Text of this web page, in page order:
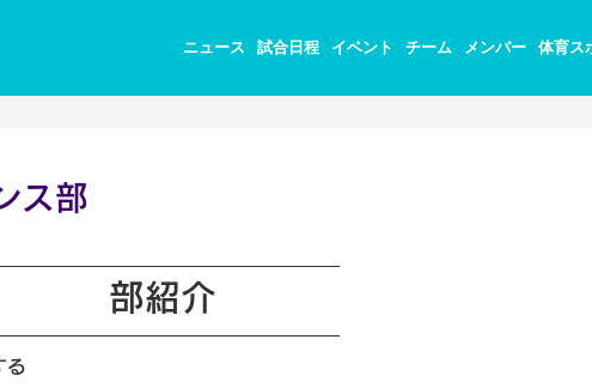
ニュース 試合日程 イベント チーム メンバー 体育ス
ス部
部紹介
る